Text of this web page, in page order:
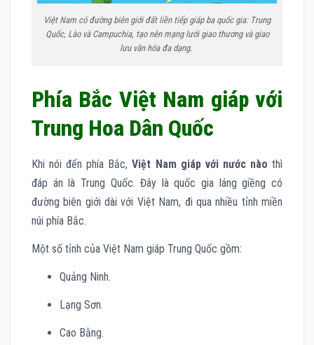
Việt Nam có đường biên giới đất liền tiếp giáp ba quốc gia: Trung
Quốc, Lào và Campuchia, tạo nên mạng lưới giao thương và giao
lưu văn hóa đa dạng.
Phía Bắc Việt Nam giáp với
Trung Hoa Dân Quốc
Khi nói đến phía Bắc,Việt Nam giáp với nước nào thì
đáp án là Trung Quốc. Đây là quốc gia láng giềng có
đường biên giới dài với Việt Nam, đi qua nhiều tỉnh miền
núi phía Bắc.
Một số tỉnh của Việt Nam giáp Trung Quốc gồm:
Quảng Ninh.
Lạng Sơn.
Cao Bằng.